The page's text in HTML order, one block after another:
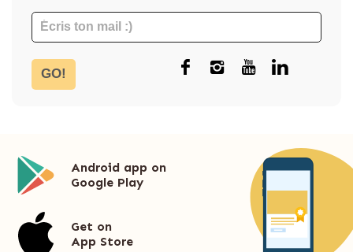
GO!
Android app on
Google Play
Get on
App Store